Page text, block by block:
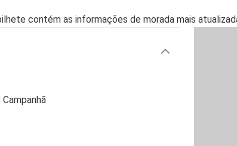
contém as informações de morada mais